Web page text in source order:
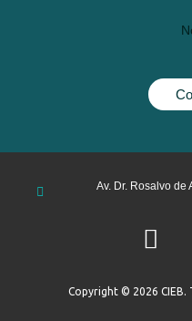
Copyright © 2026 CIEB.
Av. Dr. Rosalvo de